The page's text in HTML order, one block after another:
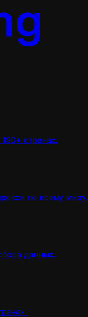
странах.
по всему миру.
данных.